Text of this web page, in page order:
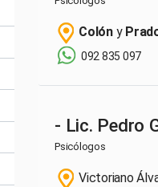
Colóny
092 835 097
- Lic. Pedro
Psicólogos
Victoriano